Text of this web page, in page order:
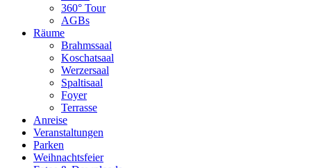
360° Tour
AGBs
Räume
Brahmssaal
Koschatsaal
Werzersaal
Spaltisaal
Foyer
Terrasse
Anreise
Veranstaltungen
Parken
Weihnachtsfeier